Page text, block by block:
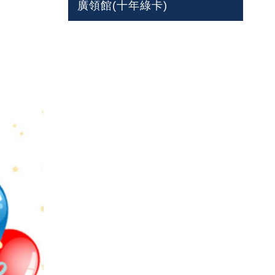
廣領館(十年綠卡)